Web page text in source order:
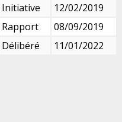
Initiative
12/02/2019
Rapport
08/09/2019
Délibéré 11/01/2022